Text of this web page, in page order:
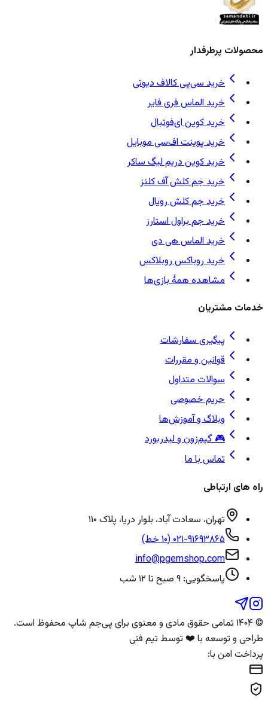
محصولات پرطرفدار
خرید سی‌پی کالاف دیوتی
خرید الماس فری فایر
خرید کوین ای‌فوتبال
خرید پوینت اف‌سی موبایل
خرید کوین دریم لیگ ساکر
خرید جم کلش آف کلنز
خرید جم کلش رویال
خرید جم براول استارز
خرید الماس هی دی
خرید روباکس روبلاکس
مشاهده همهٔ بازی‌ها
خدمات مشتریان
پیگیری سفارشات
قوانین و مقررات
سوالات متداول
حریم خصوصی
وبلاگ و آموزش‌ها
🎮 گیم‌زون و لیدربورد
تماس با ما
راه های ارتباطی
تهران، سعادت آباد، بلوار دریا، پلاک ۱۱۰
۰۲۱-۹۱۶۹۳۸۶۵ (۱۰ خط)
info@pgemshop.com
پاسخگویی: ۹ صبح تا ۱۲ شب
© ۱۴۰۴ تمامی حقوق مادی و معنوی برای پی‌جم شاپ محفوظ است.
طراحی و توسعه با ❤️ توسط تیم فنی
پرداخت امن با: